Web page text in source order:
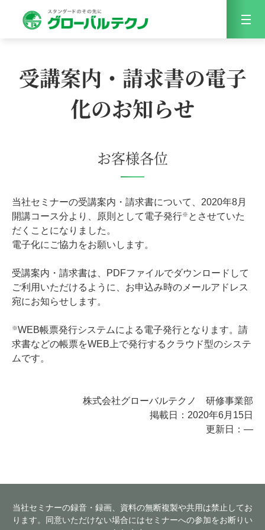
Menu
受講案内・請求書の電子
化のお知らせ
お客様各位
当社セミナーの受講案内・請求書について、2020年8月
開講コース分より、原則として電子発行※ とさせていた
だくことになりました。
電子化にご協力をお願いします。
受講案内・請求書は、PDFファイルでダウンロードして
ご利用いただけるように、お申込み時のメールアドレス
宛にお知らせします。
※WEB帳票発行システムによる電子発行となります。請
求書などの帳票をWEB上で発行するクラウド型のシステ
ムです。
株式会社グローバルテクノ 研修事業部
掲載日：2020年6月15日
更新日：―
当社セミナーの録音・録画、資料の無断複製や共用は禁止してお
ります。同意いただけない場合にはセミナーへの参加をお断りい